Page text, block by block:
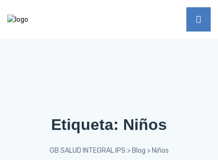
Etiqueta: Niños
GB SALUD INTEGRAL IPS > Blog > Niños